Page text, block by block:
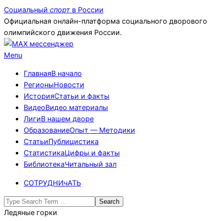
Skip
to
content
Социальный спорт в России
Официальная онлайн-платформа социального дворового
олимпийского движения России.
Primary
Menu
Menu
ГлавнаяВ начало
РегионыНовости
ИсторияСтатьи и факты
ВидеоВидео материалы
ЛигиВ нашем дворе
ОбразованиеОпыт — Методики
СтатьиПублицистика
СтатистикаЦифры и факты
БиблиотекаЧитальный зал
СОТРУДНИчАТЬ
Search
Ледяные горки